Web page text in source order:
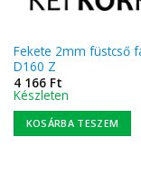
Fekete 2mm füstcső
D160 Z
4 166 Ft
Készleten
KOSÁRBA TESZEM